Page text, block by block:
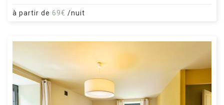
à partir de 69€ /nuit